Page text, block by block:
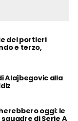
dei portieri
e terzo,
Alajbegovic alla
oggi: le
di Serie A